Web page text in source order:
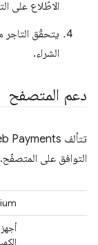
الاطّلاع على
يتحقّق التاجر
الشراء.
دعم المتصفح
التوافق على المتصفّح.